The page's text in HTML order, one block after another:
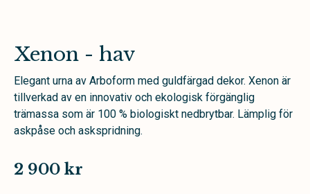
Xenon - hav
Elegant urna av Arboform med guldfärgad dekor. Xenon är
tillverkad av en innovativ och ekologisk förgänglig
trämassa som är 100 % biologiskt nedbrytbar. Lämplig för
askpåse och askspridning.
2 900 kr